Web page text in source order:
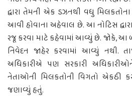
દ્વારા તેમની એક ડઝનથી વધુ મિલકતોના
આવી હોવાના અહેવાલ છે. આ નોટિસ
રજૂ કરવા માટે કહેવામાં આવ્યું છે. જોકે, આ
નિવેદન જાહેર કરવામાં આવ્યું નથી.
અધિકારીએ પણ સરકારી
નેતાઓની મિલકતોની વિગતો એકઠી
જણાવ્યું હતું.